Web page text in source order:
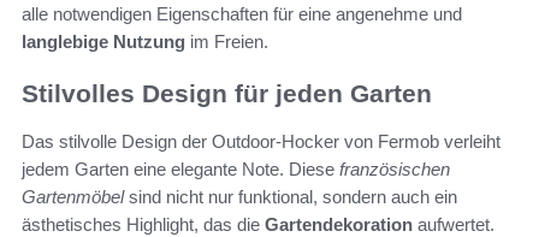
alle notwendigen Eigenschaften für eine angenehme und
langlebige Nutzung im Freien.
Stilvolles Design für jeden Garten
Das stilvolle Design der Outdoor-Hocker von Fermob verleiht
jedem Garten eine elegante Note. Diese französischen
Gartenmöbelsind nicht nur funktional, sondern auch ein
ästhetisches Highlight, das die Gartendekoration aufwertet.